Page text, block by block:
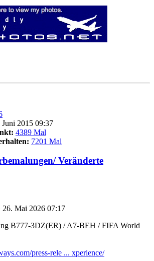
Juni 2015 09:37
4389 Mal
7201 Mal
Veränderte
26. Mai 2026 07:17
B777-3DZ(ER) / A7-BEH / FIFA World
press-rele ... xperience/